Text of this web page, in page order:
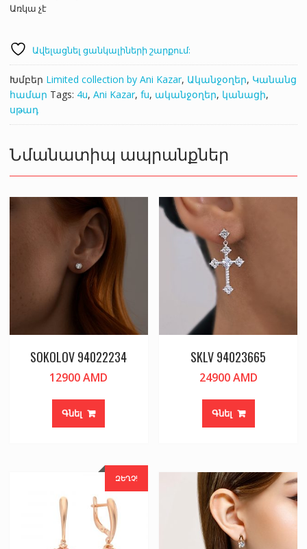
Առկա չէ
Ավելացնել ցանկալիների շարքում:
Խմբեր Limited collection by Ani Kazar, Ականջօղեր, Կանանց
համար Tags: 4u, Ani Kazar, fu, ականջօղեր, կանացի,
սթադ
Նմանատիպ ապրանքներ
SOKOLOV 94022234
12900AMD
Գնել
SKLV 94023665
24900AMD
Գնել
ԶԵՂՉ!